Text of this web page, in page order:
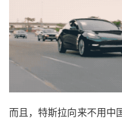
而且，特斯拉向来不用中